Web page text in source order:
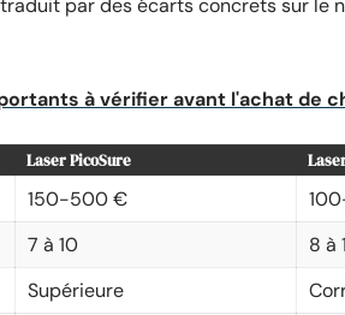
par des écarts concrets sur le
à vérifier avant l'achat de
Laser PicoSure
150-500 €
7 à 10
8 à
Supérieure